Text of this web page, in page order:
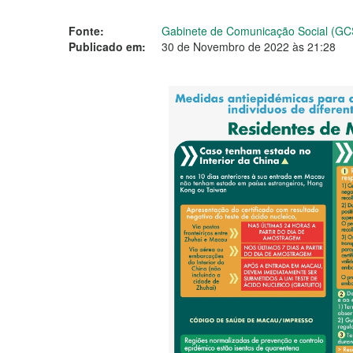
Fonte:
Gabinete de Comunicação Social
Publicado em:
30 de Novembro de 2022 às 21:28